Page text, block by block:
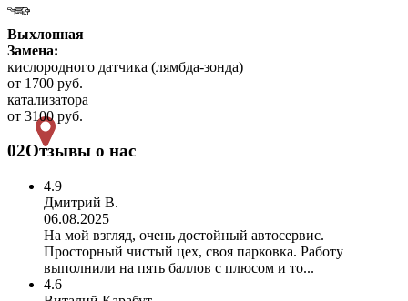
Выхлопная
Замена:
кислородного датчика (лямбда-зонда)
от 1700 руб.
катализатора
от 3100 руб.
02Отзывы о нас
4.9
Дмитрий В.
06.08.2025
На мой взгляд, очень достойный автосервис.
Просторный чистый цех, своя парковка. Работу
выполнили на пять баллов с плюсом и то...
4.6